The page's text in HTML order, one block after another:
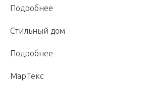
Подробнее
Стильный дом
Подробнее
МарТекс